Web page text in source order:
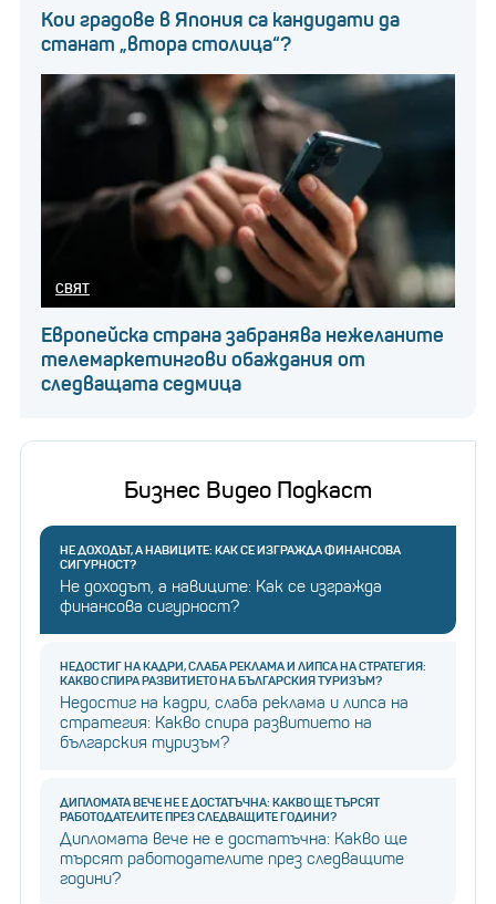
Кои градове в Япония са кандидати да
станат „втора столица“?
СВЯТ
Европейска страна забранява нежеланите
телемаркетингови обаждания от
следващата седмица
Бизнес Видео Подкаст
НЕ ДОХОДЪТ, А НАВИЦИТЕ: КАК СЕ ИЗГРАЖДА ФИНАНСОВА
СИГУРНОСТ?
Не доходът, а навиците: Как се изгражда
финансова сигурност?
НЕДОСТИГ НА КАДРИ, СЛАБА РЕКЛАМА И ЛИПСА НА СТРАТЕГИЯ:
КАКВО СПИРА РАЗВИТИЕТО НА БЪЛГАРСКИЯ ТУРИЗЪМ?
Недостиг на кадри, слаба реклама и липса на
стратегия: Какво спира развитието на
българския туризъм?
ДИПЛОМАТА ВЕЧЕ НЕ Е ДОСТАТЪЧНА: КАКВО ЩЕ ТЪРСЯТ
РАБОТОДАТЕЛИТЕ ПРЕЗ СЛЕДВАЩИТЕ ГОДИНИ?
Дипломата вече не е достатъчна: Какво ще
търсят работодателите през следващите
години?